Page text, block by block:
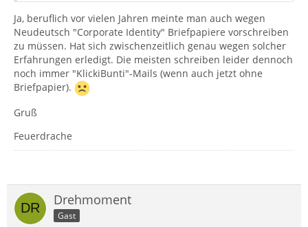
Ja, beruflich vor vielen Jahren meinte man auch wegen
Neudeutsch "Corporate Identity" Briefpapiere vorschreiben
zu müssen. Hat sich zwischenzeitlich genau wegen solcher
Erfahrungen erledigt. Die meisten schreiben leider dennoch
noch immer "KlickiBunti"-Mails (wenn auch jetzt ohne
Briefpapier).
Gruß
Feuerdrache
Drehmoment
Gast